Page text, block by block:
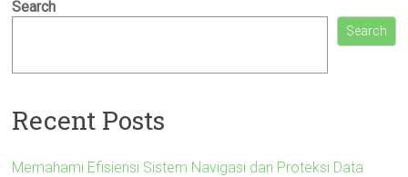
Search
Search
Recent Posts
Memahami Efisiensi Sistem Navigasi dan Proteksi Data